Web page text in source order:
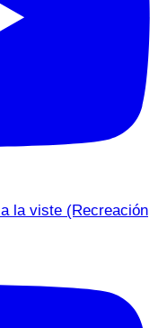
la viste (Recreación